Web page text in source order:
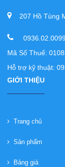
207 Hồ Tùng
Mã Số Thuế:
Hỗ trợ kỹ thuật:
GIỚI THIỆU
Trang chủ
Sản phẩm
Bảng giá